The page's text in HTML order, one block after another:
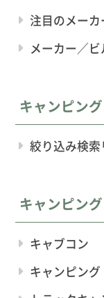
注目のメー
メーカー／
キャンピン
絞り込み検索
キャンピン
キャブコン
キャンピン